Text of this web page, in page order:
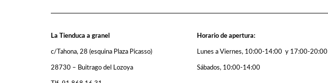
La Tienduca a granel
c/Tahona, 28 (esquina Plaza Picasso)
28730 – Buitrago del Lozoya
Horario de apertura:
Lunes a Viernes, 10:00-14:00 y 17:00-20:00
Sábados, 10:00-14:00